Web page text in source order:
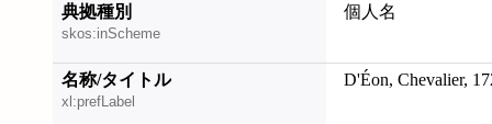
典拠種別
skos:inScheme
個人名
名称/タイトル
xl:prefLabel
D'Éon, Chevalier,